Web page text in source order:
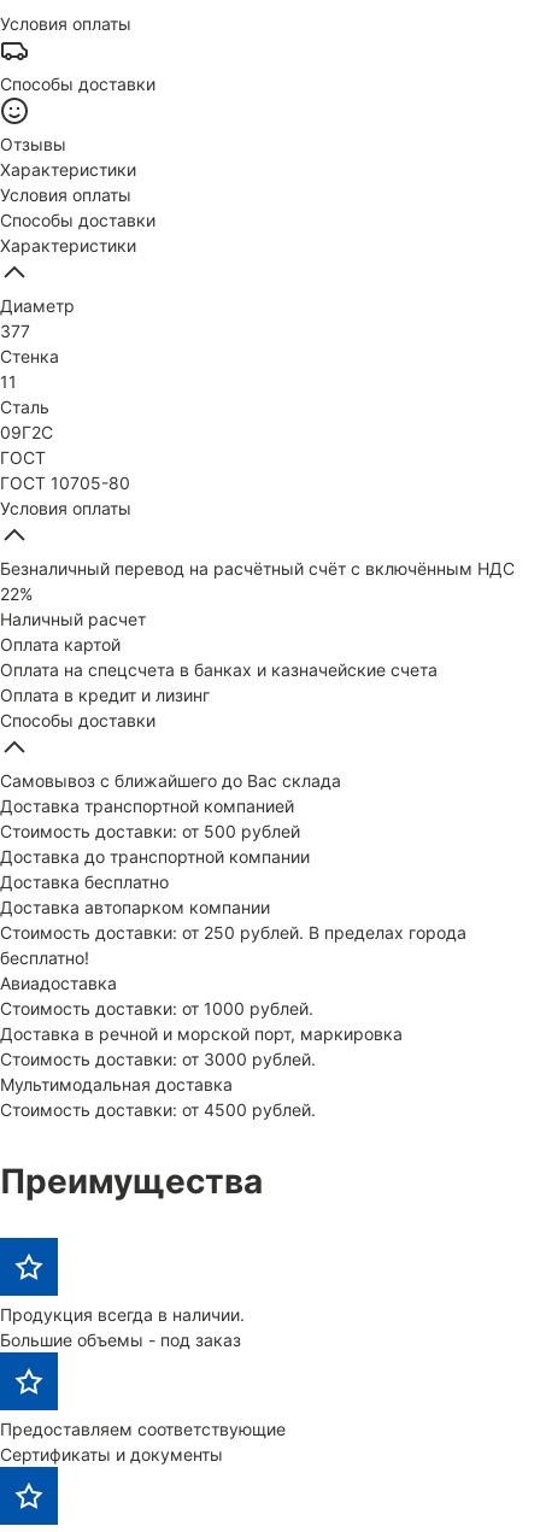
Условия оплаты
Способы доставки
Отзывы
Характеристики
Условия оплаты
Способы доставки
Характеристики
Диаметр
377
Стенка
11
Сталь
09Г2С
ГОСТ
ГОСТ 10705-80
Условия оплаты
Безналичный перевод на расчётный счёт с включённым НДС
22%
Наличный расчет
Оплата картой
Оплата на спецсчета в банках и казначейские счета
Оплата в кредит и лизинг
Способы доставки
Самовывоз с ближайшего до Вас склада
Доставка транспортной компанией
Стоимость доставки: от 500 рублей
Доставка до транспортной компании
Доставка бесплатно
Доставка автопарком компании
Стоимость доставки: от 250 рублей. В пределах города
бесплатно!
Авиадоставка
Стоимость доставки: от 1000 рублей.
Доставка в речной и морской порт, маркировка
Стоимость доставки: от 3000 рублей.
Мультимодальная доставка
Стоимость доставки: от 4500 рублей.
Преимущества
Продукция всегда в наличии.
Большие объемы - под заказ
Предоставляем соответствующие
Сертификаты и документы